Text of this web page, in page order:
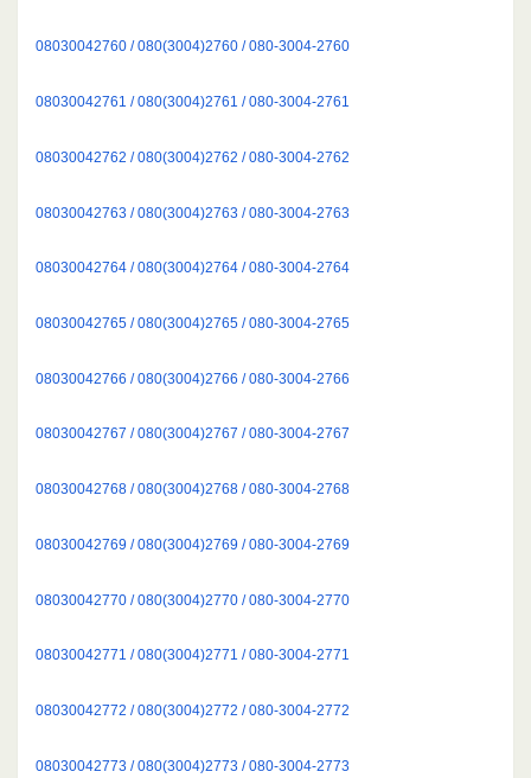
08030042760 / 080(3004)2760 / 080-3004-2760
08030042761 / 080(3004)2761 / 080-3004-2761
08030042762 / 080(3004)2762 / 080-3004-2762
08030042763 / 080(3004)2763 / 080-3004-2763
08030042764 / 080(3004)2764 / 080-3004-2764
08030042765 / 080(3004)2765 / 080-3004-2765
08030042766 / 080(3004)2766 / 080-3004-2766
08030042767 / 080(3004)2767 / 080-3004-2767
08030042768 / 080(3004)2768 / 080-3004-2768
08030042769 / 080(3004)2769 / 080-3004-2769
08030042770 / 080(3004)2770 / 080-3004-2770
08030042771 / 080(3004)2771 / 080-3004-2771
08030042772 / 080(3004)2772 / 080-3004-2772
08030042773 / 080(3004)2773 / 080-3004-2773